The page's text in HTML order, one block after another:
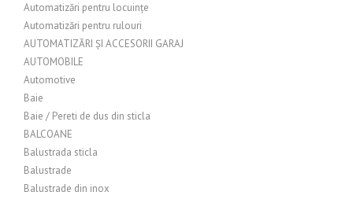
Automatizări pentru locuințe
Automatizări pentru rulouri
AUTOMATIZĂRI ȘI ACCESORII GARAJ
AUTOMOBILE
Automotive
Baie
Baie / Pereti de dus din sticla
BALCOANE
Balustrada sticla
Balustrade
Balustrade din inox